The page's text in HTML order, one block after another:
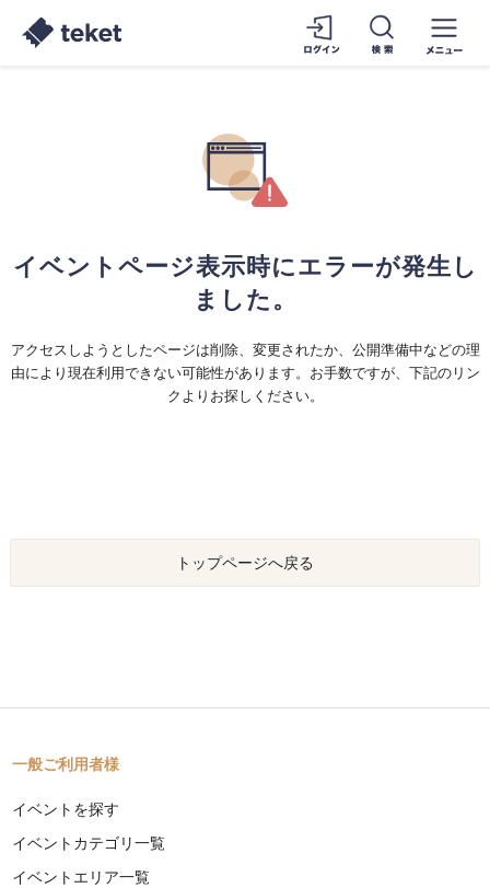
イベントページ表示時にエラーが発生し
ました。
アクセスしようとしたページは削除、変更されたか、公開準備中などの理
由により現在利用できない可能性があります。お手数ですが、下記のリン
クよりお探しください。
トップページへ戻る
一般ご利用者様
イベントを探す
イベントカテゴリ一覧
イベントエリア一覧